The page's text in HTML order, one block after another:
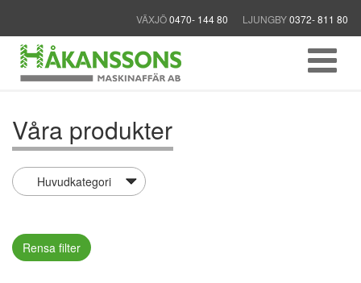
VÄXJÖ0470- 144 80 LJUNGBY0372- 811 80
Våra produkter
Rensa filter